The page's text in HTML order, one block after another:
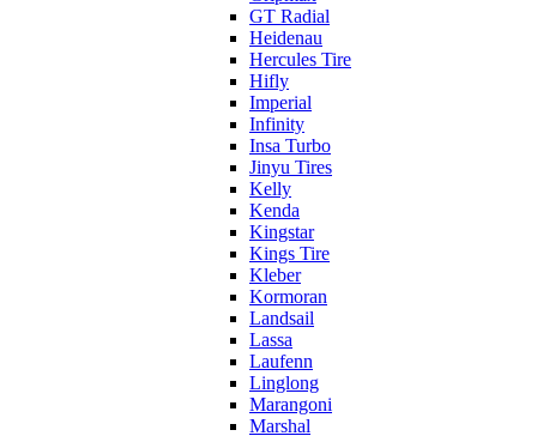
GT Radial
Heidenau
Hercules Tire
Hifly
Imperial
Infinity
Insa Turbo
Jinyu Tires
Kelly
Kenda
Kingstar
Kings Tire
Kleber
Kormoran
Landsail
Lassa
Laufenn
Linglong
Marangoni
Marshal